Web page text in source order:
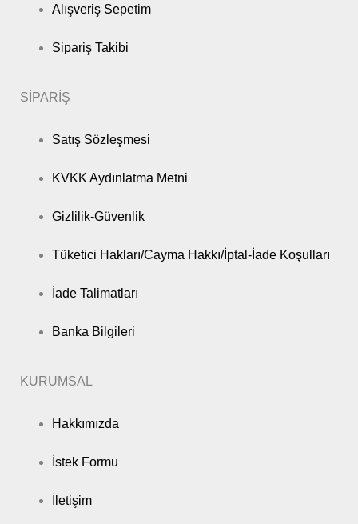
Alışveriş Sepetim
Sipariş Takibi
SİPARİŞ
Satış Sözleşmesi
KVKK Aydınlatma Metni
Gizlilik-Güvenlik
Tüketici Hakları/Cayma Hakkı/İptal-İade Koşulları
İade Talimatları
Banka Bilgileri
KURUMSAL
Hakkımızda
İstek Formu
İletişim